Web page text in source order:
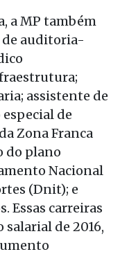
a MP também
de auditoria-
assistente de
de
Zona Franca
do plano
Nacional
(Dnit); e
Essas carreiras
de 2016,